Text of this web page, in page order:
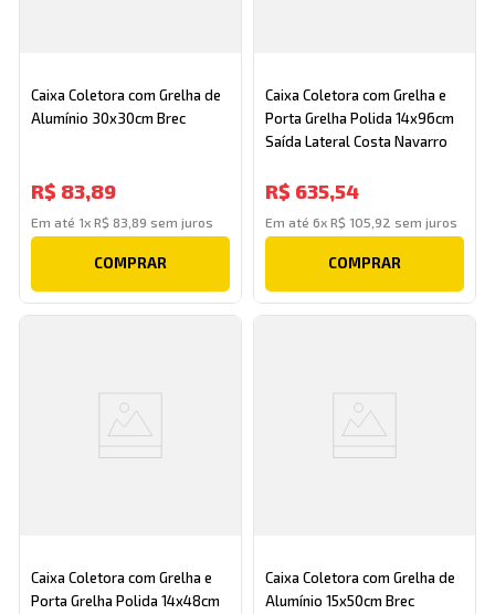
Caixa Coletora com Grelha de
Alumínio 30x30cm Brec
R$ 83,89
Em até 1xR$ 83 89 sem juros
COMPRAR
Caixa Coletora com Grelha e
Porta Grelha Polida 14x96cm
Saída Lateral Costa Navarro
R$ 635,54
Em até 6x R$ 105 92 sem juros
COMPRAR
Caixa Coletora com Grelha e
Porta Grelha Polida 14x48cm
Caixa Coletora com Grelha de
Alumínio 15x50cm Brec